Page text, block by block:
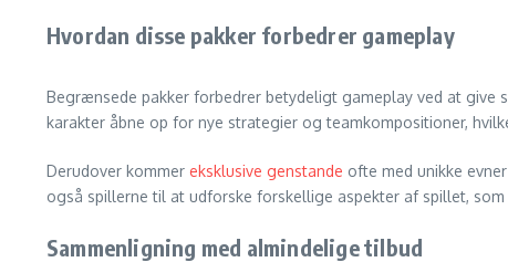
Hvordan disse pakker forbedrer gameplay
Begrænsede pakker forbedrer betydeligt gameplay ved at give
karakter åbne op for nye strategier og teamkompositioner,
Derudover kommer eksklusive genstande ofte med unikke
også spillerne til at udforske forskellige aspekter af spillet,
Sammenligning med almindelige tilbud